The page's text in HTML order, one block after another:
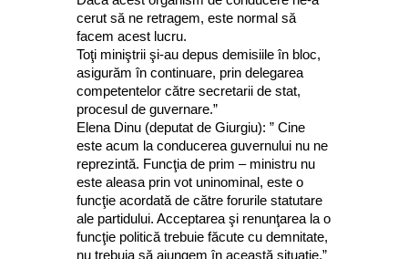
cerut să ne retragem, este normal să
facem acest lucru.
Toţi miniştrii şi-au depus demisiile în bloc,
asigurăm în continuare, prin delegarea
competentelor către secretarii de stat,
procesul de guvernare.”
Elena Dinu (deputat de Giurgiu): ” Cine
este acum la conducerea guvernului nu ne
reprezintă. Funcţia de prim – ministru nu
este aleasa prin vot uninominal, este o
funcţie acordată de către forurile statutare
ale partidului. Acceptarea şi renunţarea la o
funcţie politică trebuie făcute cu demnitate,
nu trebuia să ajungem în această situaţie.”